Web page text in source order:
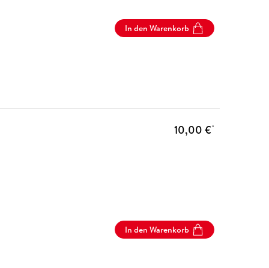
In den Warenkorb
10,00 €*
In den Warenkorb